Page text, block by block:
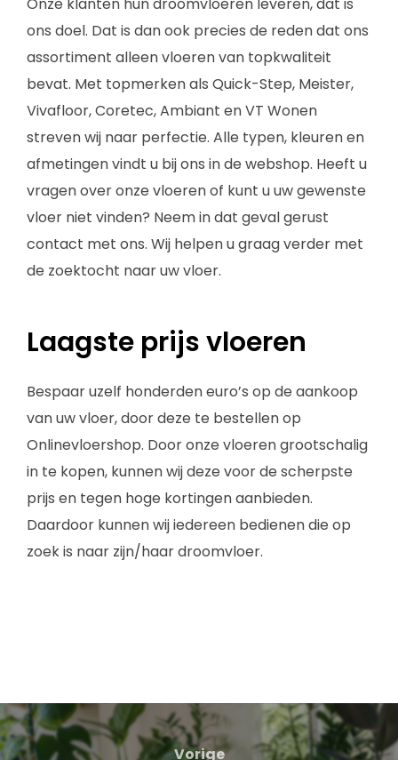
ons doel. Dat is dan ook precies de reden dat ons
assortiment alleen vloeren van topkwaliteit
bevat. Met topmerken als Quick-Step, Meister,
Vivafloor, Coretec, Ambiant en VT Wonen
streven wij naar perfectie. Alle typen, kleuren en
afmetingen vindt u bij ons in de webshop. Heeft u
vragen over onze vloeren of kunt u uw gewenste
vloer niet vinden? Neem in dat geval gerust
contact met ons. Wij helpen u graag verder met
de zoektocht naar uw vloer.
Laagste prijs vloeren
Bespaar uzelf honderden euro’s op de aankoop
van uw vloer, door deze te bestellen op
Onlinevloershop. Door onze vloeren grootschalig
in te kopen, kunnen wij deze voor de scherpste
prijs en tegen hoge kortingen aanbieden.
Daardoor kunnen wij iedereen bedienen die op
zoek is naar zijn/haar droomvloer.
Vorige